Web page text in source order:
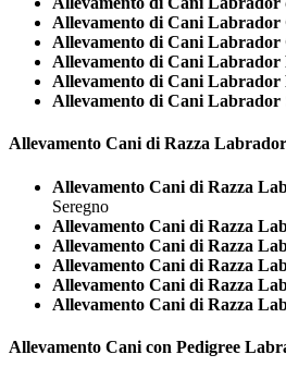
Allevamento di Cani Labrador
Allevamento di Cani Labrador
Allevamento di Cani Labrador
Allevamento di Cani Labrador
Allevamento di Cani Labrador
Allevamento Cani di Razza
Allevamento Cani di Razza
Seregno
Allevamento Cani di Razza
Allevamento Cani di Razza
Allevamento Cani di Razza
Allevamento Cani di Razza
Allevamento Cani di Razza
Allevamento Cani con Pedigree